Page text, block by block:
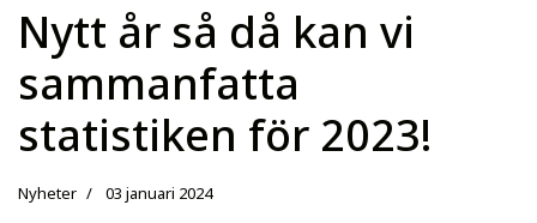
Nytt år så då kan vi
sammanfatta
statistiken för 2023!
Nyheter 03 januari 2024